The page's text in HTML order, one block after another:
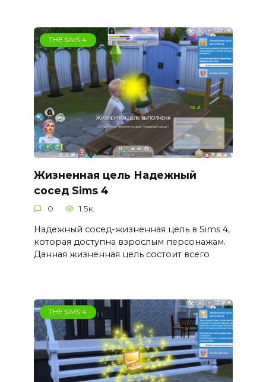
THE SIMS 4
Жизненная цель Надежный
сосед Sims 4
0 1.5к.
Надежный сосед-жизненная цель в Sims 4,
которая доступна взрослым персонажам.
Данная жизненная цель состоит всего
THE SIMS 4